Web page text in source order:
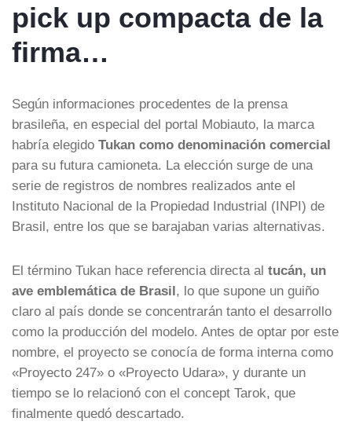
pick up compacta de la
firma…
Según informaciones procedentes de la prensa
brasileña, en especial del portal Mobiauto, la marca
habría elegido Tukan como denominación comercial
para su futura camioneta. La elección surge de una
serie de registros de nombres realizados ante el
Instituto Nacional de la Propiedad Industrial (INPI) de
Brasil, entre los que se barajaban varias alternativas.
El término Tukan hace referencia directa al tucán, un
ave emblemática de Brasil, lo que supone un guiño
claro al país donde se concentrarán tanto el desarrollo
como la producción del modelo. Antes de optar por este
nombre, el proyecto se conocía de forma interna como
«Proyecto 247» o «Proyecto Udara», y durante un
tiempo se lo relacionó con el concept Tarok, que
finalmente quedó descartado.